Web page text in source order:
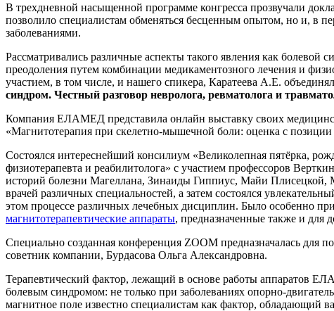
В трехдневной насыщенной программе конгресса прозвучали
позволило специалистам обменяться бесценным опытом, но и, в
заболеваниями.
Рассматривались различные аспекты такого явления как
преодоления путем комбинации медикаментозного лечения и
участием, в том числе, и нашего спикера, Каратеева А.Е.
синдром. Честный разговор невролога, ревматолога и
Компания ЕЛАМЕД представила онлайн выставку своих
«Магнитотерапия при скелетно-мышечной боли: оценка с
Состоялся интереснейший консилиум «Великолепная пятёрка,
физиотерапевта и реабилитолога» с участием профессоров
историй болезни Магеллана, Зинаиды Гиппиус, Майи Плисецкой,
врачей различных специальностей, а затем состоялся
этом процессе различных лечебных дисциплин. Было особенно
магнитотерапевтические аппараты, предназначенные также и для
Специально созданная конференция ZOOM предназначалась
советник компании, Бурдасова Ольга Александровна.
Терапевтический фактор, лежащий в основе работы аппаратов
болевым синдромом: не только при заболеваниях опорно-
магнитное поле известно специалистам как фактор,